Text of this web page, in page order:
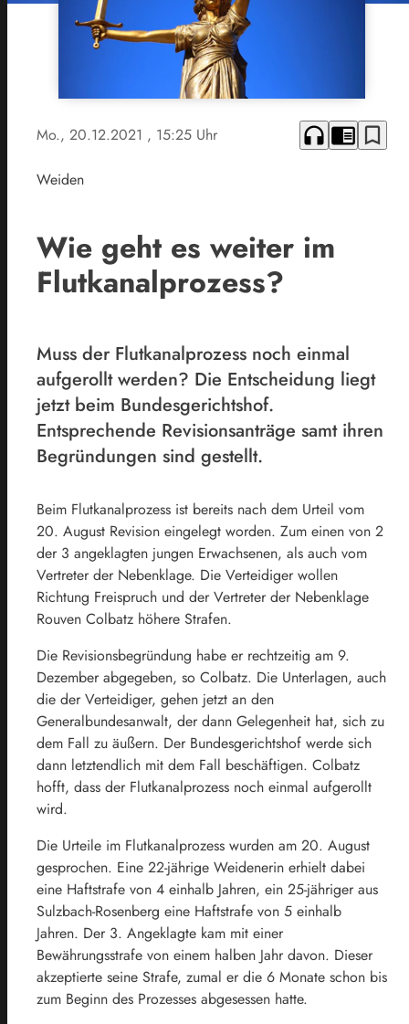
Mo., 20.12.2021 , 15:25 Uhr headphones chrome_reader_mode bookmark_border
Weiden
Wie geht es weiter im
Flutkanalprozess?
Muss der Flutkanalprozess noch einmal
aufgerollt werden? Die Entscheidung liegt
jetzt beim Bundesgerichtshof.
Entsprechende Revisionsanträge samt ihren
Begründungen sind gestellt.
Beim Flutkanalprozess ist bereits nach dem Urteil vom
20. August Revision eingelegt worden. Zum einen von 2
der 3 angeklagten jungen Erwachsenen, als auch vom
Vertreter der Nebenklage. Die Verteidiger wollen
Richtung Freispruch und der Vertreter der Nebenklage
Rouven Colbatz höhere Strafen.
Die Revisionsbegründung habe er rechtzeitig am 9.
Dezember abgegeben, so Colbatz. Die Unterlagen, auch
die der Verteidiger, gehen jetzt an den
Generalbundesanwalt, der dann Gelegenheit hat, sich zu
dem Fall zu äußern. Der Bundesgerichtshof werde sich
dann letztendlich mit dem Fall beschäftigen. Colbatz
hofft, dass der Flutkanalprozess noch einmal aufgerollt
wird.
Die Urteile im Flutkanalprozess wurden am 20. August
gesprochen. Eine 22-jährige Weidenerin erhielt dabei
eine Haftstrafe von 4 einhalb Jahren, ein 25-jähriger aus
Sulzbach-Rosenberg eine Haftstrafe von 5 einhalb
Jahren. Der 3. Angeklagte kam mit einer
Bewährungsstrafe von einem halben Jahr davon. Dieser
akzeptierte seine Strafe, zumal er die 6 Monate schon bis
zum Beginn des Prozesses abgesessen hatte.